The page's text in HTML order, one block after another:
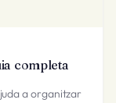
completa
a organitzar